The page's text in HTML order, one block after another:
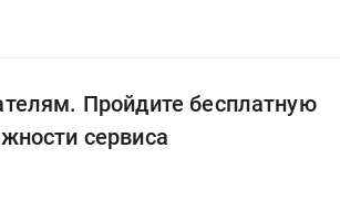
Пройдите бесплатную
сервиса